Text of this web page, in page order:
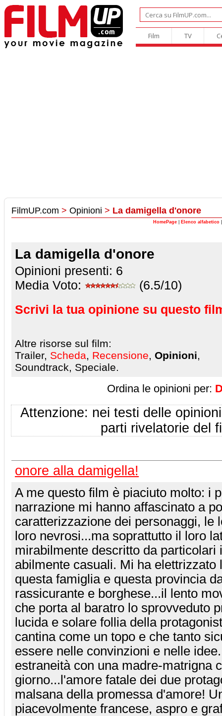
Film TV
FilmUP.com > Opinioni > La damigella d'onore
HomePage Elenco alfabetico
La damigella d'onore
Opinioni presenti: 6
Media Voto:
(6.5/10)
Scrivi la tua opinione su questo
Altre risorse sul film:
Trailer, Scheda, Recensione, Opinioni,
Soundtrack, Speciale.
Ordina le opinioni per:
Attenzione: nei testi delle
parti rivelatorie del
onore alla damigella!
A me questo film è piaciuto molto: i
narrazione mi hanno affascinato a
caratterizzazione dei personaggi, le
loro nevrosi...ma soprattutto il loro
mirabilmente descritto da particolari
abilmente casuali. Mi ha elettrizzato
questa famiglia e questa provincia
rassicurante e borghese...il lento
che porta al baratro lo sprovveduto
lucida e solare follia della
cantina come un topo e che tanto
essere nelle convinzioni e nelle
estraneità con una madre-matrigna
giorno...l'amore fatale dei due
malsana della promessa d'amore!
piacevolmente francese, aspro e